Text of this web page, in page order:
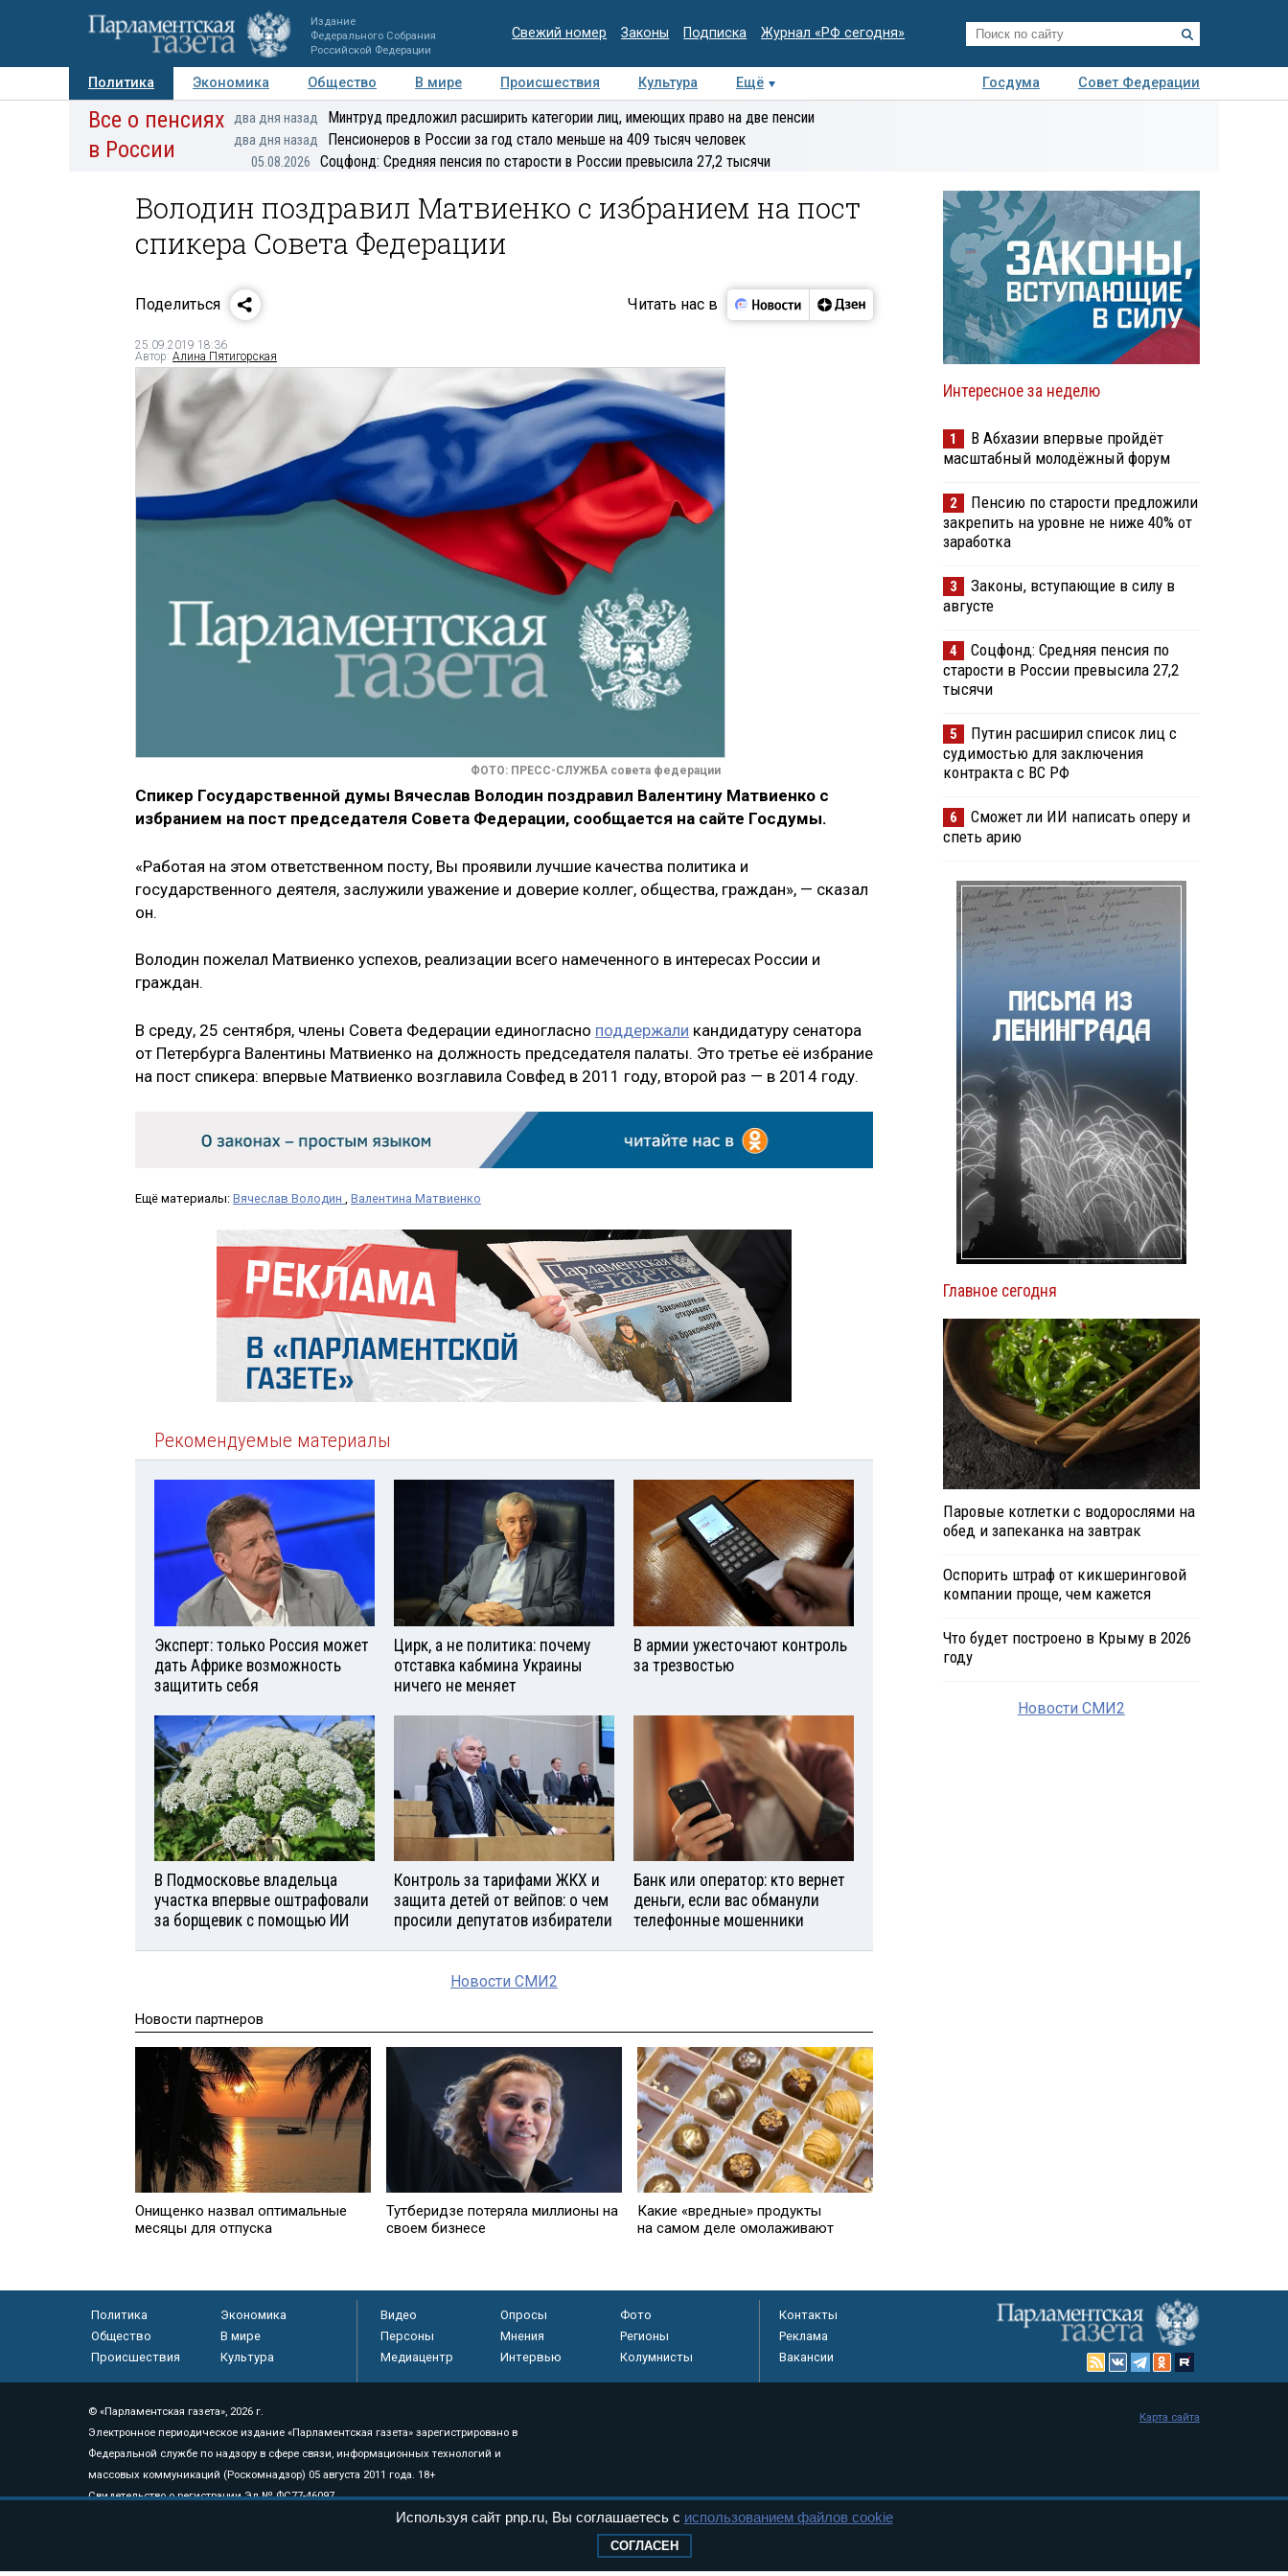
Издание
Федерального Собрания
Российской Федерации
Свежий номер Законы Подписка Журнал «РФ сегодня»
Политика Экономика Общество В мире Происшествия Культура Ещё Госдума
Совет Федерации
Авторы Персоны Мнения Регионы Медиацентр Интервью Колумнисты
Деловая
Все о пенсиях
в России
два дня назад Минтруд предложил расширить категории лиц, имеющих право на две пенсии
два дня назад Пенсионеров в России за год стало меньше на 409 тысяч человек
05.08.2026 Соцфонд: Средняя пенсия по старости в России превысила 27,2 тысячи
Володин поздравил Матвиенко с избранием на пост
спикера Совета Федерации
Поделиться Читать нас в
25.09.2019 18:36
Автор: Алина Пятигорская
ФОТО: ПРЕСС-СЛУЖБА совета федерации
Спикер Государственной думы Вячеслав Володин поздравил Валентину Матвиенко с
избранием на пост председателя Совета Федерации, сообщается на сайте Госдумы.
«Работая на этом ответственном посту, Вы проявили лучшие качества политика и
государственного деятеля, заслужили уважение и доверие коллег, общества, граждан», — сказал
он.
Володин пожелал Матвиенко успехов, реализации всего намеченного в интересах России и
граждан.
В среду, 25 сентября, члены Совета Федерации единогласно поддержали кандидатуру сенатора
от Петербурга Валентины Матвиенко на должность председателя палаты. Это третье её избрание
на пост спикера: впервые Матвиенко возглавила Совфед в 2011 году, второй раз — в 2014 году.
Ещё материалы: Вячеслав Володин Валентина Матвиенко
Рекомендуемые материалы
Эксперт: только Россия может
дать Африке возможность
защитить себя
Цирк, а не политика: почему
отставка кабмина Украины
ничего не меняет
В армии ужесточают контроль
за трезвостью
В Подмосковье владельца
участка впервые оштрафовали
за борщевик с помощью ИИ
Контроль за тарифами ЖКХ и
защита детей от вейпов: о чем
просили депутатов избиратели
Банк или оператор: кто вернет
деньги, если вас обманули
телефонные мошенники
Новости СМИ2
Новости партнеров
Онищенко назвал оптимальные
месяцы для отпуска
Тутберидзе потеряла миллионы на
своем бизнесе
Какие «вредные» продукты
на самом деле омолаживают
Интересное за неделю
1
В Абхазии впервые пройдёт
масштабный молодёжный форум
2
Пенсию по старости предложили
закрепить на уровне не ниже 40% от
заработка
3
Законы, вступающие в силу в
августе
4
Соцфонд: Средняя пенсия по
старости в России превысила 27,2
тысячи
5
Путин расширил список лиц с
судимостью для заключения
контракта с ВС РФ
6
Сможет ли ИИ написать оперу и
спеть арию
Главное сегодня
Паровые котлетки с водорослями на
обед и запеканка на завтрак
Оспорить штраф от кикшеринговой
компании проще, чем кажется
Что будет построено в Крыму в 2026
году
Новости СМИ2
Политика
Экономика
Общество
В мире
Происшествия
Культура
Видео Опросы
Фото
Персоны
Мнения
Регионы
Медиацентр
Интервью Колумнисты
Контакты
Реклама
Вакансии
© «Парламентская газета», 2026 г.
Электронное периодическое издание «Парламентская газета» зарегистрировано в
Федеральной службе по надзору в сфере связи, информационных технологий и
массовых коммуникаций (Роскомнадзор) 05 августа 2011 года. 18+
Свидетельство о регистрации Эл № ФС77-46097
Карта сайта
Используя сайт pnp.ru, Вы соглашаетесь с использованием файлов cookie
СОГЛАСЕН